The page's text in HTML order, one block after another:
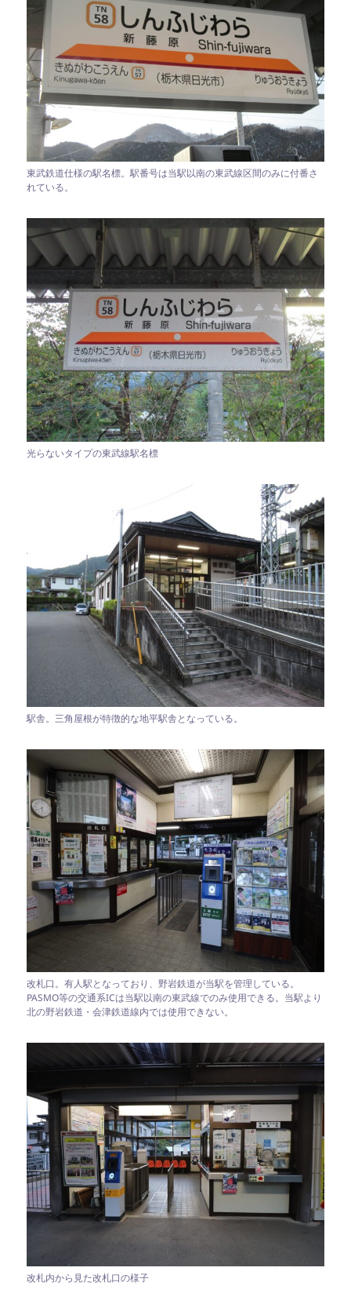
東武鉄道仕様の駅名標。駅番号は当駅以南の東武線区間のみに付番さ
れている。
光らないタイプの東武線駅名標
駅舎。三角屋根が特徴的な地平駅舎となっている。
改札口。有人駅となっており、野岩鉄道が当駅を管理している。
PASMO等の交通系ICは当駅以南の東武線でのみ使用できる。当駅より
北の野岩鉄道・会津鉄道線内では使用できない。
改札内から見た改札口の様子